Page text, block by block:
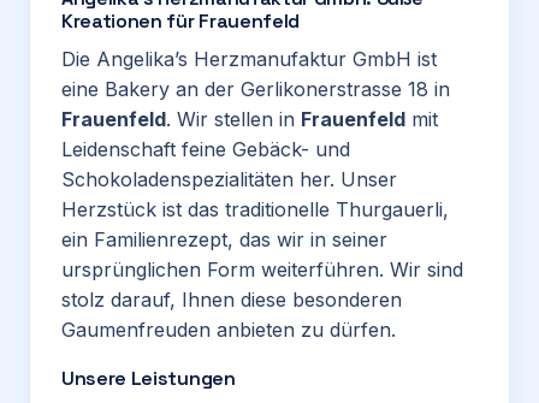
Kreationen für Frauenfeld
Die Angelika’s Herzmanufaktur GmbH ist
eine Bakery an der Gerlikonerstrasse 18 in
Frauenfeld. Wir stellen in Frauenfeld mit
Leidenschaft feine Gebäck- und
Schokoladenspezialitäten her. Unser
Herzstück ist das traditionelle Thurgauerli,
ein Familienrezept, das wir in seiner
ursprünglichen Form weiterführen. Wir sind
stolz darauf, Ihnen diese besonderen
Gaumenfreuden anbieten zu dürfen.
Unsere Leistungen